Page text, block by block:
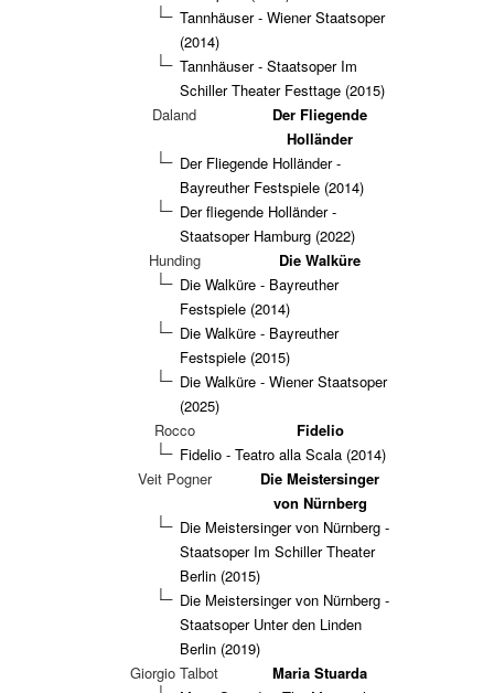
Tannhäuser - Wiener Staatsoper
(2014)
Tannhäuser - Staatsoper Im
Schiller Theater Festtage (2015)
Daland
Der Fliegende
Holländer
Der Fliegende Holländer -
Bayreuther Festspiele (2014)
Der fliegende Holländer -
Staatsoper Hamburg (2022)
Hunding
Die Walküre
Die Walküre - Bayreuther
Festspiele (2014)
Die Walküre - Bayreuther
Festspiele (2015)
Die Walküre - Wiener Staatsoper
(2025)
Rocco
Fidelio
Fidelio - Teatro alla Scala (2014)
Veit Pogner
Die Meistersinger
von Nürnberg
Die Meistersinger von Nürnberg -
Staatsoper Im Schiller Theater
Berlin (2015)
Die Meistersinger von Nürnberg -
Staatsoper Unter den Linden
Berlin (2019)
Giorgio Talbot
Maria Stuarda